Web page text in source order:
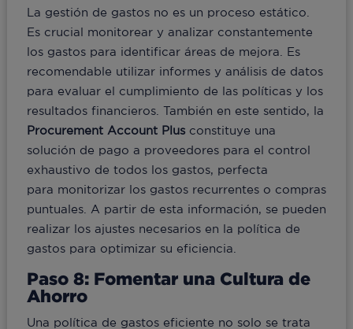
La gestión de gastos no es un proceso estático.
Es crucial monitorear y analizar constantemente
los gastos para identificar áreas de mejora. Es
recomendable utilizar informes y análisis de datos
para evaluar el cumplimiento de las políticas y los
resultados financieros. También en este sentido, la
Procurement Account Plusconstituye una
solución de pago a proveedores para el control
exhaustivo de todos los gastos, perfecta
para monitorizar los gastos recurrentes o compras
puntuales. A partir de esta información, se pueden
realizar los ajustes necesarios en la política de
gastos para optimizar su eficiencia.
Paso 8: Fomentar una Cultura de
Ahorro
Una política de gastos eficiente no solo se trata